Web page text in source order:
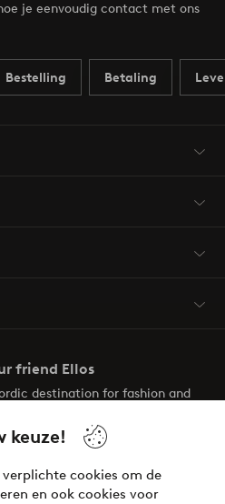
keuze!
cookies om de
en ook cookies voor
je eenvoudig contact met ons
Bestelling Betaling
friend Ellos
destination for fashion and
inspiring look is here!